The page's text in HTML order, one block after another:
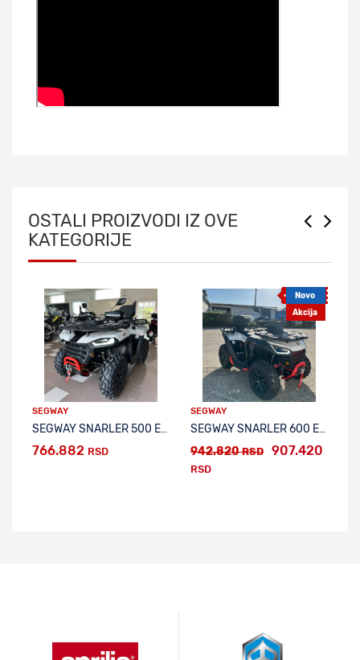
OSTALI PROIZVODI IZ OVE
KATEGORIJE
SEGWAY
SEGWAY SNARLER 500 EPS
766.882 RSD
Novo
Akcija
SEGWAY
SEGWAY SNARLER 600 EPS FULL EQUIPPED
942.820RSD 907.420
RSD